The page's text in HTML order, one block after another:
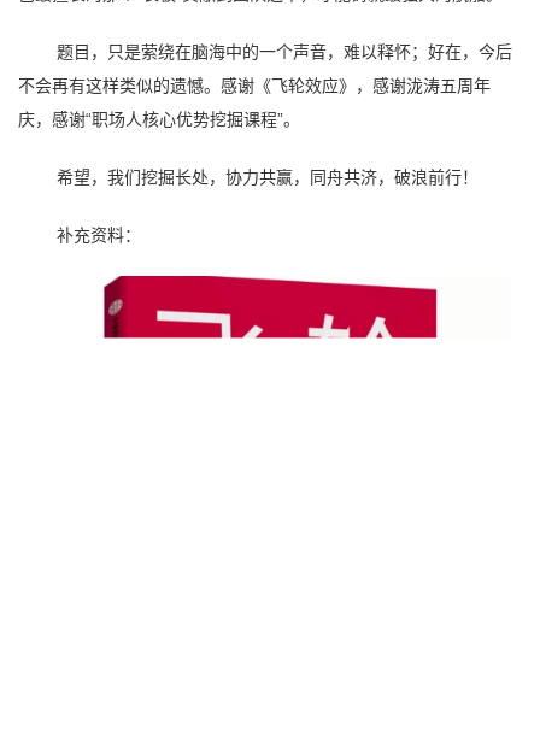
题目，只是萦绕在脑海中的一个声音，难以释怀；好在，今后
不会再有这样类似的遗憾。感谢《飞轮效应》，感谢泷涛五周年
庆，感谢“职场人核心优势挖掘课程”。
希望，我们挖掘长处，协力共赢，同舟共济，破浪前行！
补充资料：